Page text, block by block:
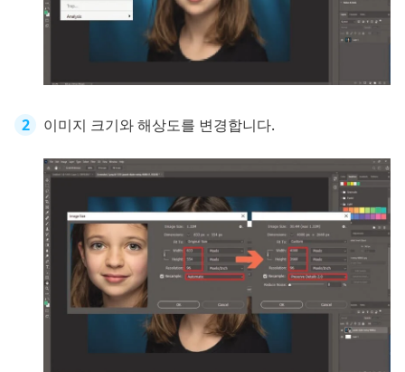
이미지 크기와 해상도를 변경합니다.